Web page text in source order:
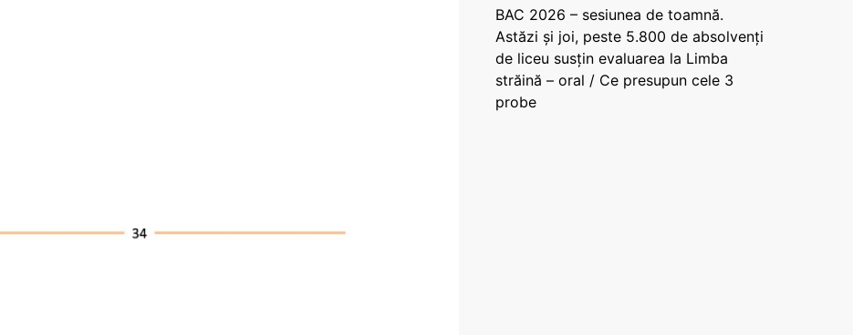
BAC 2026 – sesiunea de toamnă.
Astăzi și joi, peste 5.800 de absolvenți
de liceu susțin evaluarea la Limba
străină – oral / Ce presupun cele 3
probe